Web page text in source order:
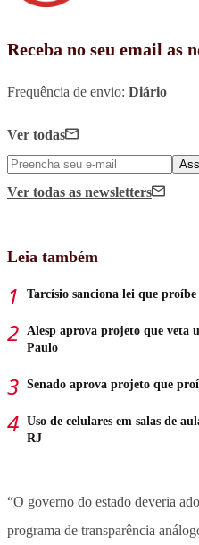
Receba no seu email as
Frequência de envio: Diário
Ver todas
Ver todas as newsletters
Leia também
Tarcísio sanciona lei que proíbe
Alesp aprova projeto que veta
Paulo
Senado aprova projeto que
Uso de celulares em salas de
RJ
“O governo do estado deveria
programa de transparência